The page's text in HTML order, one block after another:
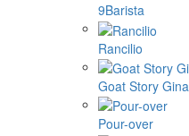
9Barista
Rancilio
Goat Story Gina
Pour-over